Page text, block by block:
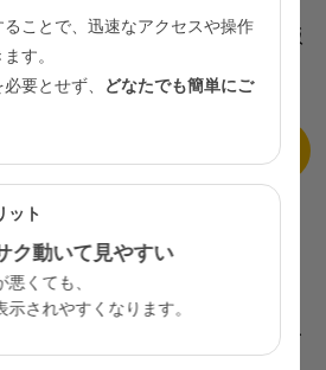
％であり、「特に何もしていな
ント以上高くなっている（概要版
区市町村間の比較等ができるよ
を行い、
の結果を棒グラフと地図上の色
０～、Ｐ６８～）。
のつながり等」と「健康づくり
」別に、区市町村ごとの結果をレ
報告書Ｐ３２～、Ｐ７２～）
ことで、迅速なアクセスや操作
す。
要とせず、 どなたでも簡単にご
ット
て見やすい
も、
やすくなります。